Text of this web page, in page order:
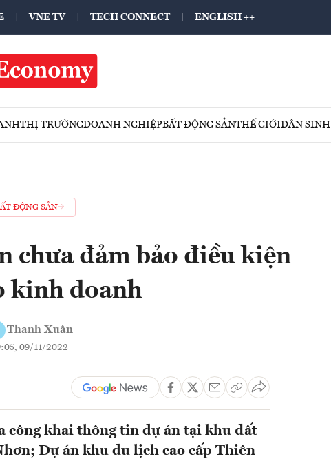
VNE TV TECH CONNECT ENGLISH ++
THỊ TRƯỜNGDOANH NGHIỆPBẤT ĐỘNG SẢNTHẾ GIỚIDÂN SINH
ĐỘNG SẢN
chưa đảm bảo điều kiện
kinh doanh
Thanh Xuân
09/11/2022
công khai thông tin dự án tại khu đất
Dự án khu du lịch cao cấp Thiên